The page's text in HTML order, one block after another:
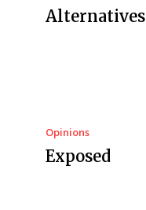
Alternatives
Opinions
Exposed